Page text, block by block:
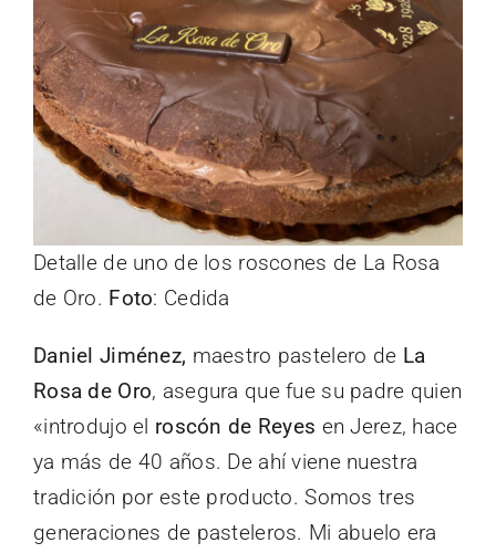
Detalle de uno de los roscones de La Rosa
de Oro. Foto: Cedida
Daniel Jiménez, maestro pastelero de La
Rosa de Oro, asegura que fue su padre quien
«introdujo el roscón de Reyes en Jerez, hace
ya más de 40 años. De ahí viene nuestra
tradición por este producto. Somos tres
generaciones de pasteleros. Mi abuelo era